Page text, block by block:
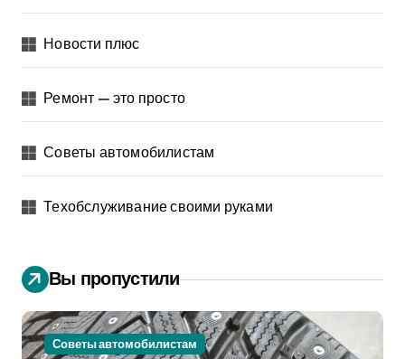
Новости плюс
Ремонт — это просто
Советы автомобилистам
Техобслуживание своими руками
Вы пропустили
Советы автомобилистам